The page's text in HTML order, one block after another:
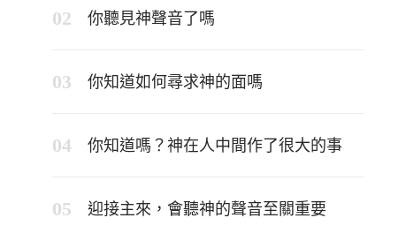
你聽見神聲音了嗎
你知道如何尋求神的面嗎
你知道嗎？神在人中間作了很大的事
迎接主來，會聽神的聲音至關重要